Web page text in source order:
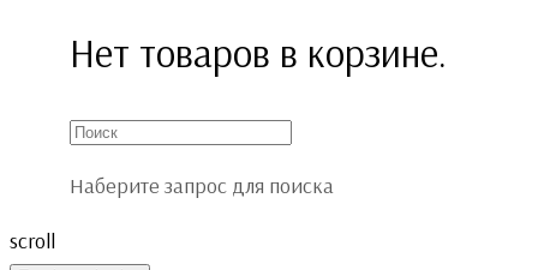
Нет товаров в корзине.
Наберите запрос для поиска
scroll